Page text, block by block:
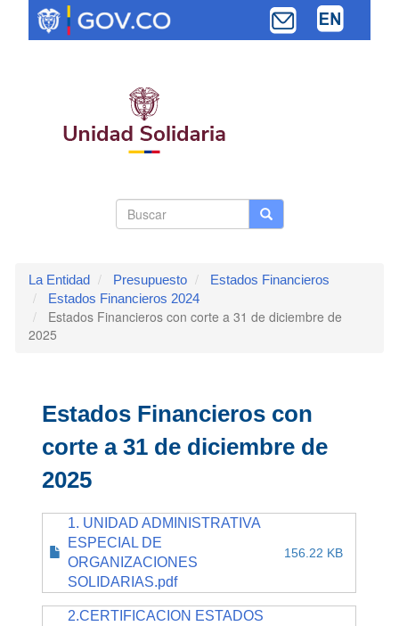
contenido
Buscar Buscar
La Entidad Presupuesto
Estados Financieros
Estados Financieros 2024
Estados Financieros con corte a 31 de diciembre de
2025
Estados Financieros con
corte a 31 de diciembre de
2025
1. UNIDAD ADMINISTRATIVA
ESPECIAL DE
ORGANIZACIONES
SOLIDARIAS.pdf
156.22 KB
2.CERTIFICACION ESTADOS